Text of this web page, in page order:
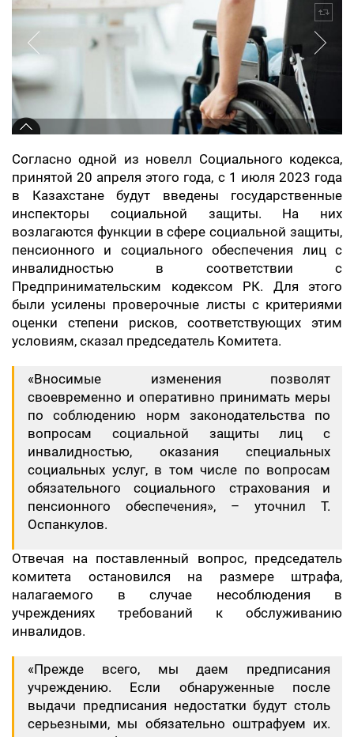
Согласно одной из новелл Социального кодекса,
принятой 20 апреля этого года, с 1 июля 2023 года
в Казахстане будут введены государственные
инспекторы социальной защиты. На них
возлагаются функции в сфере социальной защиты,
пенсионного и социального обеспечения лиц с
инвалидностью в соответствии с
Предпринимательским кодексом РК. Для этого
были усилены проверочные листы с критериями
оценки степени рисков, соответствующих этим
условиям, сказал председатель Комитета.
«Вносимые изменения позволят
своевременно и оперативно принимать меры
по соблюдению норм законодательства по
вопросам социальной защиты лиц с
инвалидностью, оказания специальных
социальных услуг, в том числе по вопросам
обязательного социального страхования и
пенсионного обеспечения», – уточнил Т.
Оспанкулов.
Отвечая на поставленный вопрос, председатель
комитета остановился на размере штрафа,
налагаемого в случае несоблюдения в
учреждениях требований к обслуживанию
инвалидов.
«Прежде всего, мы даем предписания
учреждению. Если обнаруженные после
выдачи предписания недостатки будут столь
серьезными, мы обязательно оштрафуем их.